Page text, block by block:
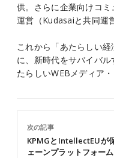
供。さらに企業向けコ
運営（Kudasaiと共同運
これから「あたらしい
に、新時代をサバイバ
たらしいWEBメディア
次の記事
KPMGとIntellectEUが
ェーンプラットフォー